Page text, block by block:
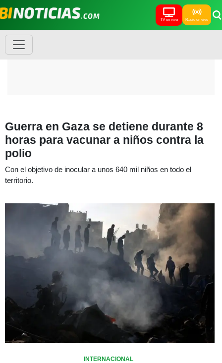
TV en vivo Radio en vivo
Guerra en Gaza se detiene durante 8
horas para vacunar a niños contra la
polio
Con el objetivo de inocular a unos 640 mil niños en todo el
territorio.
INTERNACIONAL